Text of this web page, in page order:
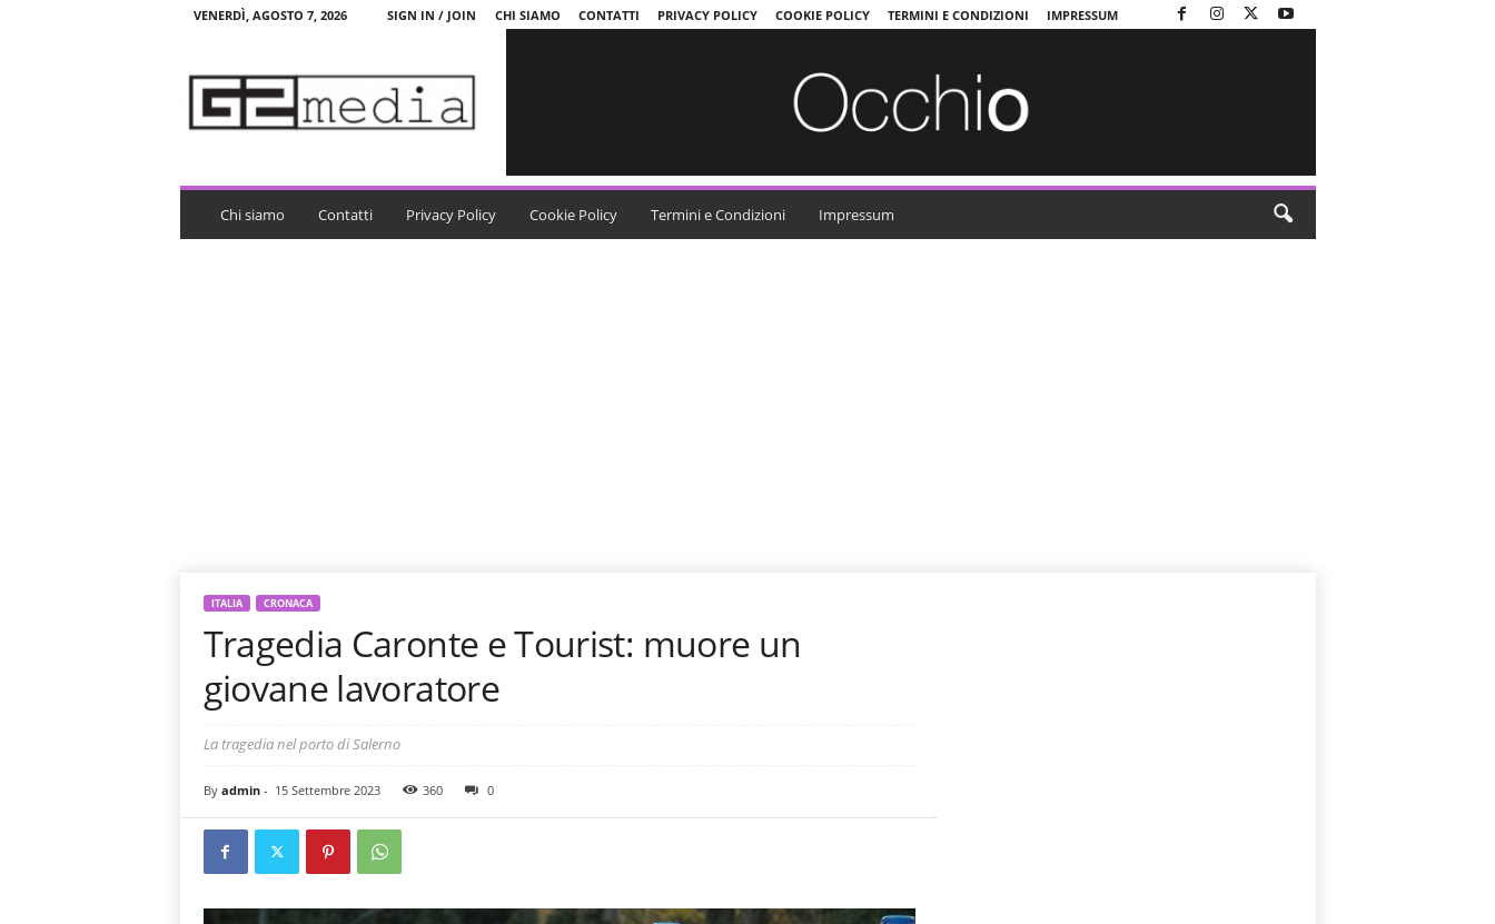
VENERDÌ, AGOSTO 7, 2026 SIGN IN / JOIN CHI SIAMO CONTATTI PRIVACY POLICY COOKIE POLICY TERMINI E CONDIZIONI IMPRESSUM
a
Chi siamo Contatti Privacy Policy Cookie Policy Termini e Condizioni Impressum
ITALIA CRONACA
Tragedia Caronte e Tourist: muore un
giovane lavoratore
La tragedia nel porto di Salerno
By admin- 15 Settembre 2023 360 0